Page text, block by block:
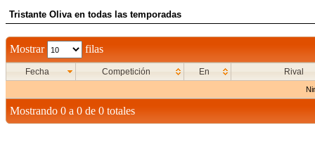
Tristante Oliva en todas las temporadas
Mostrar filas
Fecha Competición En Rival
Mostrando 0 a 0 de 0 totales